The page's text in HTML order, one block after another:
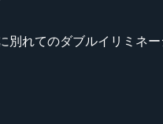
別れてのダブルイリミネ